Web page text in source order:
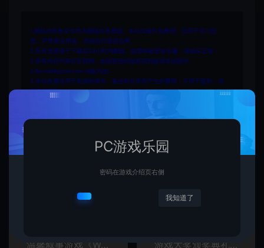
1.网站内所有文件均为网络共享资源，本站仅做打包整理。仅用于学习交
流，严禁商业用途，否则自行承担后果。
2.所有资源请于下载后24小时内删除。如需体验更多乐趣，请购买正版！
3.所有内容均来自互联网。如侵犯您的版权或利益请发送邮件：
cvformat#gmail.com (#换为@)
4.本站收费仅用于资源的保存、备份和分享所产生的费用，不用于盈利，亦
无任何盈利。
复制本文链接
温馨叙事游戏《Wanderstop》将于2025年3月11日推出
游戏大奖颁奖典礼TGA2024将公布重磅消息
PC游戏乐园
密码在游戏介绍页右侧
我知道了